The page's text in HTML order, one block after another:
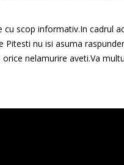
scop informativ.In cadrul
Pitesti nu isi asuma
nelamurire aveti.Va